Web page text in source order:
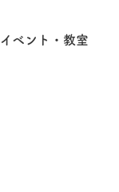
イベント・教室